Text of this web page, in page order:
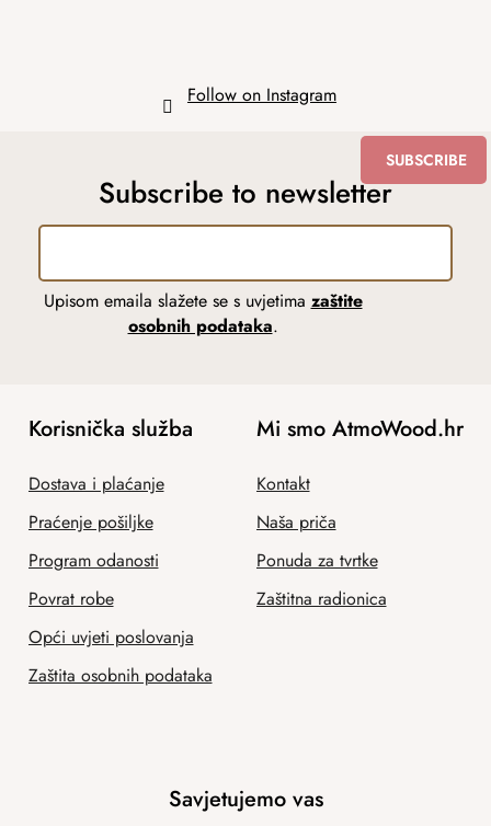
Follow on Instagram
Subscribe to newsletter
Upisom emaila slažete se s uvjetima zaštite
osobnih podataka.
SUBSCRIBE
Korisnička služba
Dostava i plaćanje
Praćenje pošiljke
Program odanosti
Povrat robe
Opći uvjeti poslovanja
Zaštita osobnih podataka
Mi smo AtmoWood.hr
Kontakt
Naša priča
Ponuda za tvrtke
Zaštitna radionica
Savjetujemo vas